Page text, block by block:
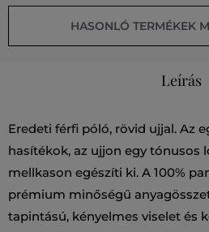
HASONLÓ TERMÉKEK
Leírás
Eredeti férfi póló, rövid ujjal. Az
hasítékok, az ujjon egy tónusos
mellkason egészíti ki. A 100%
prémium minőségű
tapintású, kényelmes viselet és